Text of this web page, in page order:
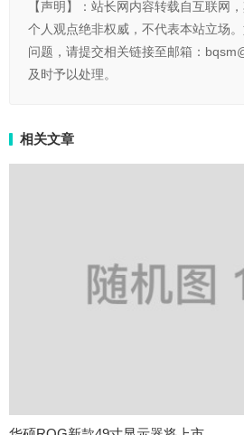
【声明】：站长网内容转载自互联网
个人观点绝非权威，不代表本站立场
问题，请提交相关链接至邮箱：
及时予以处理。
相关文章